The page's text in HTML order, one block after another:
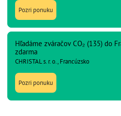
Pozri ponuku
Hľadáme zváračov CO₂ (135) do
zdarma
CHRISTAL s. r. o., Francúzsko
Pozri ponuku